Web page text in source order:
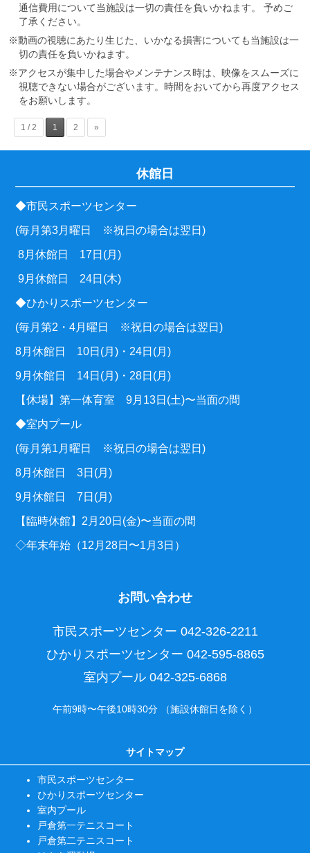
通信費用について当施設は一切の責任を負いかねます。 予めご
了承ください。
※動画の視聴にあたり生じた、いかなる損害についても当施設は一
切の責任を負いかねます。
※アクセスが集中した場合やメンテナンス時は、映像をスムーズに
視聴できない場合がございます。時間をおいてから再度アクセス
をお願いします。
1 / 2 1 2 »
休館日
◆市民スポーツセンター
(毎月第3月曜日 ※祝日の場合は翌日)
8月休館日 17日(月)
9月休館日 24日(木)
◆ひかりスポーツセンター
(毎月第2・4月曜日 ※祝日の場合は翌日)
8月休館日 10日(月)・24日(月)
9月休館日 14日(月)・28日(月)
【休場】第一体育室 9月13日(土)〜当面の間
◆室内プール
(毎月第1月曜日 ※祝日の場合は翌日)
8月休館日 3日(月)
9月休館日 7日(月)
【臨時休館】2月20日(金)〜当面の間
◇年末年始（12月28日〜1月3日）
お問い合わせ
市民スポーツセンター 042-326-2211
ひかりスポーツセンター 042-595-8865
室内プール 042-325-6868
午前9時〜午後10時30分 （施設休館日を除く）
サイトマップ
市民スポーツセンター
ひかりスポーツセンター
室内プール
戸倉第一テニスコート
戸倉第二テニスコート